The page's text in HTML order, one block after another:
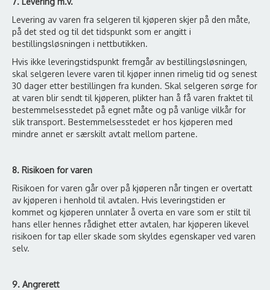
Levering av varen fra selgeren til kjøperen skjer på den måte,
på det sted og til det tidspunkt som er angitt i
bestillingsløsningen i nettbutikken.
Hvis ikke leveringstidspunkt fremgår av bestillingsløsningen,
skal selgeren levere varen til kjøper innen rimelig tid og senest
30 dager etter bestillingen fra kunden. Skal selgeren sørge for
at varen blir sendt til kjøperen, plikter han å få varen fraktet til
bestemmelsesstedet på egnet måte og på vanlige vilkår for
slik transport. Bestemmelsesstedet er hos kjøperen med
mindre annet er særskilt avtalt mellom partene.
8. Risikoen for varen
Risikoen for varen går over på kjøperen når tingen er overtatt
av kjøperen i henhold til avtalen. Hvis leveringstiden er
kommet og kjøperen unnlater å overta en vare som er stilt til
hans eller hennes rådighet etter avtalen, har kjøperen likevel
risikoen for tap eller skade som skyldes egenskaper ved varen
selv.
9. Angrerett